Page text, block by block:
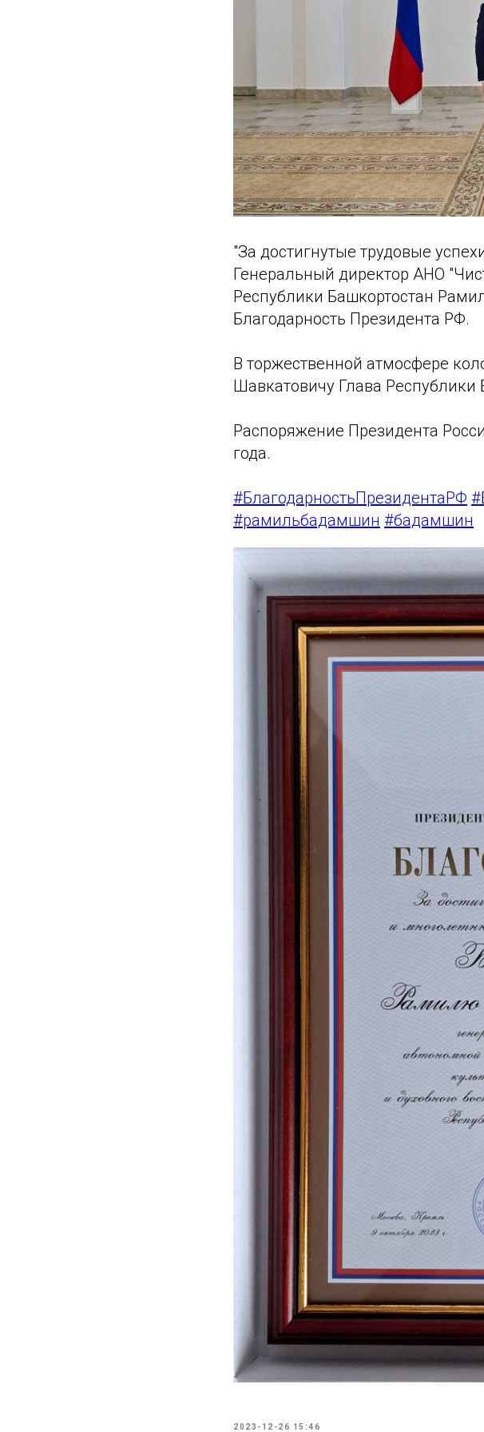
"За достигнутые трудовые
Генеральный директор АНО
Республики Башкортостан
Благодарность Президента РФ.
В торжественной атмосфере
Шавкатовичу Глава
Распоряжение Президента
года.
#БлагодарностьПрезидентаРФ
#рамильбадамшин #бадамшин
2023-12-26 15:46